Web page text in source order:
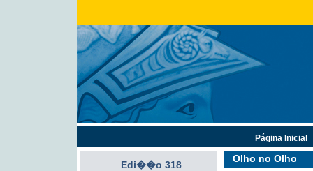
Olho no Olho
Edi��o 318
Página Inicial